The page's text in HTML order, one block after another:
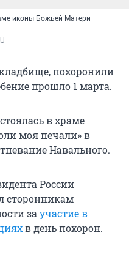
иконы Божьей Матери
похоронили
прошло 1 марта.
в храме
моя печали» в
Навального.
России
сторонникам
за участие в
в день похорон.